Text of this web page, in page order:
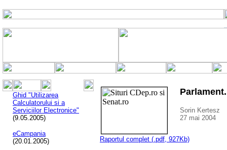
Ghid "Utilizarea
Calculatorului si a
Serviciilor Electronice"
(9.05.2005)
eCampania
(20.01.2005)
Sorin Kertesz
27 mai 2004
Raportul complet (.pdf, 927Kb)